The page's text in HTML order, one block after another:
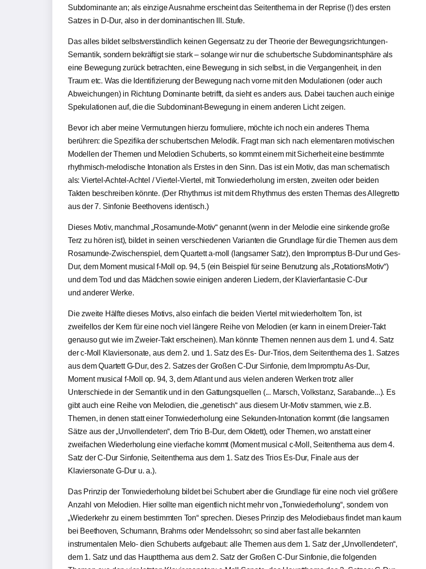
Subdominante an; als einzige Ausnahme erscheint das Seitenthema in der Reprise (!) des ersten
Satzes in D-Dur, also in der dominantischen III. Stufe.
Das alles bildet selbstverständlich keinen Gegensatz zu der Theorie der Bewegungsrichtungen-
Semantik, sondern bekräftigt sie stark – solange wir nur die schubertsche Subdominantsphäre als
eine Bewegung zurück betrachten, eine Bewegung in sich selbst, in die Vergangenheit, in den
Traum etc. Was die Identifizierung der Bewegung nach vorne mit den Modulationen (oder auch
Abweichungen) in Richtung Dominante betrifft, da sieht es anders aus. Dabei tauchen auch einige
Spekulationen auf, die die Subdominant-Bewegung in einem anderen Licht zeigen.
Bevor ich aber meine Vermutungen hierzu formuliere, möchte ich noch ein anderes Thema
berühren: die Spezifika der schubertschen Melodik. Fragt man sich nach elementaren motivischen
Modellen der Themen und Melodien Schuberts, so kommt einem mit Sicherheit eine bestimmte
rhythmisch-melodische Intonation als Erstes in den Sinn. Das ist ein Motiv, das man schematisch
als: Viertel-Achtel-Achtel / Viertel-Viertel, mit Tonwiederholung im ersten, zweiten oder beiden
Takten beschreiben könnte. (Der Rhythmus ist mit dem Rhythmus des ersten Themas des Allegretto
aus der 7. Sinfonie Beethovens identisch.)
Dieses Motiv, manchmal „Rosamunde-Motiv“ genannt (wenn in der Melodie eine sinkende große
Terz zu hören ist), bildet in seinen verschiedenen Varianten die Grundlage für die Themen aus dem
Rosamunde-Zwischenspiel, dem Quartett a-moll (langsamer Satz), den Impromptus B-Dur und Ges-
Dur, dem Moment musical f-Moll op. 94, 5 (ein Beispiel für seine Benutzung als „RotationsMotiv“)
und dem Tod und das Mädchen sowie einigen anderen Liedern, der Klavierfantasie C-Dur
und anderer Werke.
Die zweite Hälfte dieses Motivs, also einfach die beiden Viertel mit wiederholtem Ton, ist
zweifellos der Kern für eine noch viel längere Reihe von Melodien (er kann in einem Dreier-Takt
genauso gut wie im Zweier-Takt erscheinen). Man könnte Themen nennen aus dem 1. und 4. Satz
der c-Moll Klaviersonate, aus dem 2. und 1. Satz des Es- Dur-Trios, dem Seitenthema des 1. Satzes
aus dem Quartett G-Dur, des 2. Satzes der Großen C-Dur Sinfonie, dem Impromptu As-Dur,
Moment musical f-Moll op. 94, 3, dem Atlant und aus vielen anderen Werken trotz aller
Unterschiede in der Semantik und in den Gattungsquellen (... Marsch, Volkstanz, Sarabande...). Es
gibt auch eine Reihe von Melodien, die „genetisch“ aus diesem Ur-Motiv stammen, wie z.B.
Themen, in denen statt einer Tonwiederholung eine Sekunden-Intonation kommt (die langsamen
Sätze aus der „Unvollendeten“, dem Trio B-Dur, dem Oktett), oder Themen, wo anstatt einer
zweifachen Wiederholung eine vierfache kommt (Moment musical c-Moll, Seitenthema aus dem 4.
Satz der C-Dur Sinfonie, Seitenthema aus dem 1. Satz des Trios Es-Dur, Finale aus der
Klaviersonate G-Dur u. a.).
Das Prinzip der Tonwiederholung bildet bei Schubert aber die Grundlage für eine noch viel größere
Anzahl von Melodien. Hier sollte man eigentlich nicht mehr von „Tonwiederholung“, sondern von
„Wiederkehr zu einem bestimmten Ton“ sprechen. Dieses Prinzip des Melodiebaus findet man kaum
bei Beethoven, Schumann, Brahms oder Mendelssohn; so sind aber fast alle bekannten
instrumentalen Melo- dien Schuberts aufgebaut: alle Themen aus dem 1. Satz der „Unvollendeten“,
dem 1. Satz und das Hauptthema aus dem 2. Satz der Großen C-Dur Sinfonie, die folgenden